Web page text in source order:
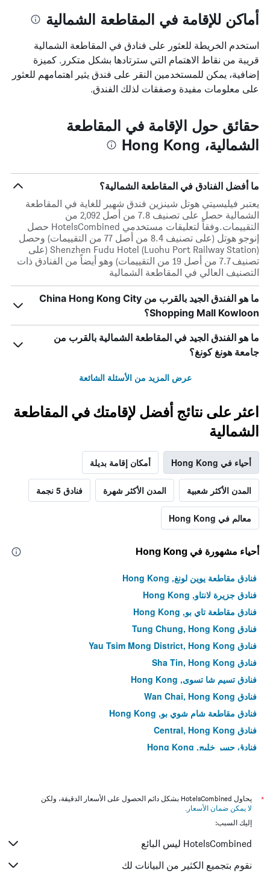
أماكن للإقامة في المقاطعة الشمالية
استخدم الخريطة للعثور على فنادق في المقاطعة الشمالية
قريبة من نقاط الاهتمام التي سترتادها بشكل متكرر. كميزة
إضافية، يمكن للمستخدمين النقر على فندق يثير اهتمامهم للعثور
على معلومات مفيدة وصفقات لذلك الفندق.
حقائق حول الإقامة في المقاطعة
الشمالية، Hong Kong
ما أفضل الفنادق في المقاطعة الشمالية؟
يعتبر فيليسيتي هوتل شينزين فندق شهير للغاية في المقاطعة
الشمالية حصل على تصنيف 7.8 من أصل 2,092 من
التقييمات.وفقاً لتعليقات مستخدمي HotelsCombined حصل
إنوجو هوتل (على تصنيف 8.4 من أصل 77 من التقييمات) وحصل
Shenzhen Fudu Hotel (Luohu Port Railway Station) (على
تصنيف 7.7 من أصل 19 من التقييمات) وهو أيضاً من الفنادق ذات
التصنيف العالي في المقاطعة الشمالية
ما هو الفندق الجيد بالقرب من China Hong Kong City
Shopping Mall Kowloon؟
ما هو الفندق الجيد في المقاطعة الشمالية بالقرب من
جامعة هونغ كونغ؟
عرض المزيد من الأسئلة الشائعة
اعثر على نتائج أفضل لإقامتك في المقاطعة
الشمالية
أحياء في Hong Kong أمكان إقامة بديلة
المدن الأكثر شعبية المدن الأكثر شهرة فنادق 5 نجمة
معالم في Hong Kong
أحياء مشهورة في Hong Kong
فنادق مقاطعة يوين لونغ, Hong Kong
فنادق جزيرة لانتاو, Hong Kong
فنادق مقاطعة تاي بو, Hong Kong
فنادق Tung Chung, Hong Kong
فنادق Yau Tsim Mong District, Hong Kong
فنادق Sha Tin, Hong Kong
فنادق تسيم شا تسوى, Hong Kong
فنادق Wan Chai, Hong Kong
فنادق مقاطعة شام شوي بو, Hong Kong
فنادق Central, Hong Kong
فنادق جسر خليج, Hong Kong
فنادق Tin Hau, Hong Kong
فنادق Hung Hom, Hong Kong
فنادق مقاطعة وونغ تاي سين, Hong Kong
فنادق Kwun Tong District, Hong Kong
*
يحاول HotelsCombined بشكل دائم الحصول على الأسعار الدقيقة، ولكن
لا يمكن ضمان الأسعار .
إليك السبب:
HotelsCombined ليس البائع
نقوم بتجميع الكثير من البيانات لك